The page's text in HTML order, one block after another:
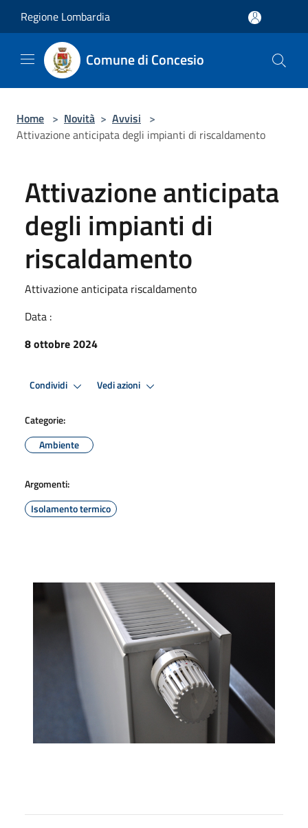
Regione Lombardia
Comune di Concesio
Home > Novità > Avvisi >
Attivazione anticipata degli impianti di riscaldamento
Attivazione anticipata
degli impianti di
riscaldamento
Attivazione anticipata riscaldamento
Data :
8 ottobre 2024
Condividi Vedi azioni
Categorie:
Ambiente
Argomenti:
Isolamento termico